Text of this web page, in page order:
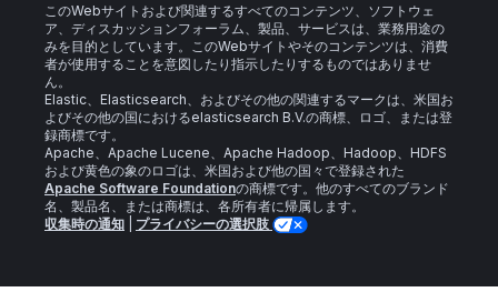
このWebサイトおよび関連するすべてのコンテンツ、ソフトウェ
ア、ディスカッションフォーラム、製品、サービスは、業務用途の
みを目的としています。このWebサイトやそのコンテンツは、消費
者が使用することを意図したり指示したりするものではありませ
ん。
Elastic、Elasticsearch、およびその他の関連するマークは、米国お
よびその他の国におけるelasticsearch B.V.の商標、ロゴ、または登
録商標です。
Apache、Apache Lucene、Apache Hadoop、Hadoop、HDFS
および黄色の象のロゴは、米国および他の国々で登録された
Apache Software Foundationの商標です。他のすべてのブランド
名、製品名、または商標は、各所有者に帰属します。
収集時の通知
プライバシーの選択肢